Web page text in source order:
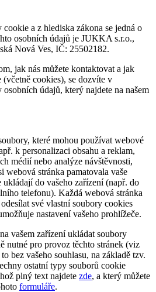
a z hlediska zákona se jedná o
osobních údajů je JUKKA s.r.o.,
Nová Ves, IČ: 25502182.
jak nás můžete kontaktovat a jak
cookies), se dozvíte v
údajů, který najdete na našem
které mohou používat webové
k personalizaci obsahu a reklam,
médií nebo analýze návštěvnosti,
webová stránka pamatovala vaše
ukládají do vašeho zařízení (např. do
telefonu). Každá webová stránka
své vlastní soubory cookies
nastavení vašeho prohlížeče.
vašem zařízení ukládat soubory
nutné pro provoz těchto stránek (viz
bez vašeho souhlasu, na základě tzv.
ostatní typy souborů cookie
plný text najdete zde, a který můžete
formuláře.